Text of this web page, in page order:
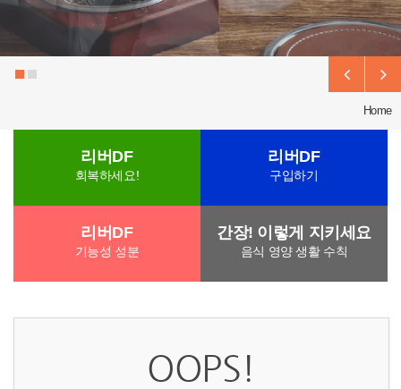
Home
리버DF
회복하세요!
리버DF
구입하기
리버DF
기능성 성분
간장! 이렇게 지키세요
음식 영양 생활 수칙
OOPS!